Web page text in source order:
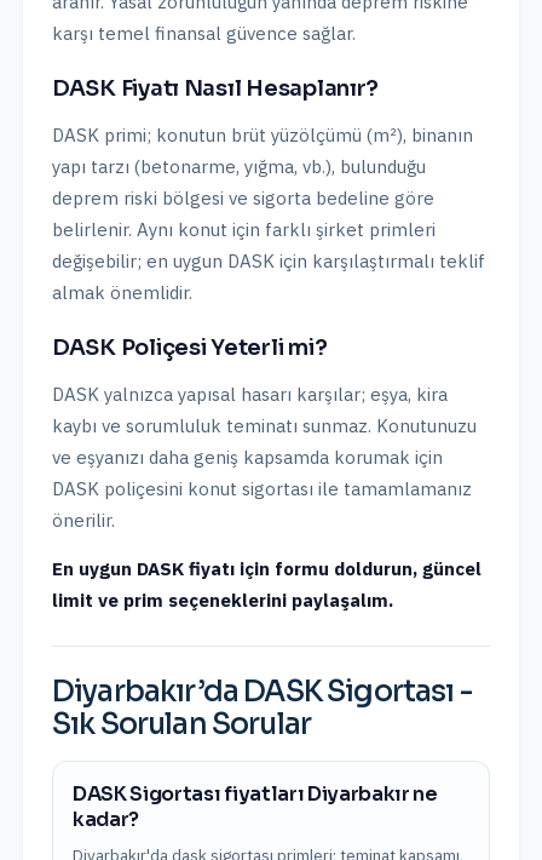
karşı temel finansal güvence sağlar.
DASK Fiyatı Nasıl Hesaplanır?
DASK primi; konutun brüt yüzölçümü (m²), binanın
yapı tarzı (betonarme, yığma, vb.), bulunduğu
deprem riski bölgesi ve sigorta bedeline göre
belirlenir. Aynı konut için farklı şirket primleri
değişebilir; en uygun DASK için karşılaştırmalı teklif
almak önemlidir.
DASK Poliçesi Yeterli mi?
DASK yalnızca yapısal hasarı karşılar; eşya, kira
kaybı ve sorumluluk teminatı sunmaz. Konutunuzu
ve eşyanızı daha geniş kapsamda korumak için
DASK poliçesini konut sigortası ile tamamlamanız
önerilir.
En uygun DASK fiyatı için formu doldurun, güncel
limit ve prim seçeneklerini paylaşalım.
Diyarbakır’da DASK Sigortası -
Sık Sorulan Sorular
DASK Sigortası fiyatları Diyarbakır ne
kadar?
Diyarbakır'da dask sigortası primleri; teminat kapsamı,